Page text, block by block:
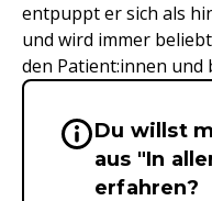
entpuppt er sich als
und wird immer
den Patient:innen und
Wichtige
Du willst
aus "In
erfahren?